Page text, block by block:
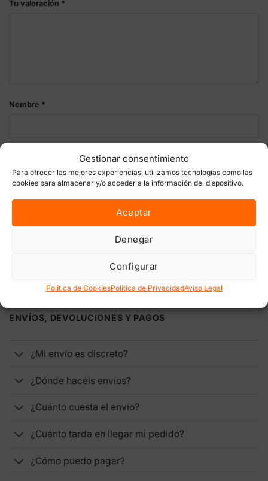
Gestionar consentimiento
Para ofrecer las mejores experiencias, utilizamos tecnologías como las
cookies para almacenar y/o acceder a la información del dispositivo.
Aceptar
Denegar
Configurar
Política de CookiesPolítica de PrivacidadAviso Legal
Tu valoración *
Nombre *
Correo electrónico*
Guarda mi nombre, correo electrónico y web en este
ENVÍOS, DEVOLUCIONES Y PAGOS
¿Mi envío es discreto?
¿Dónde hacéis envíos?
¿Cuánto cuesta el envío?
¿Cuánto tarda en llegar mi pedido?
¿Cómo puedo pagar?